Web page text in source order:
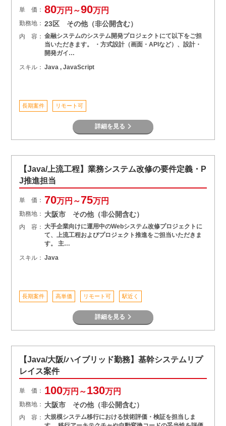
単 価： 80万円～90万円
勤務地： 23区 その他（非公開含む）
内 容： 金融システムのシステム開発プロジェクトにて以下をご担
当いただきます。 ・方式設計（画面・APIなど）、設計・
開発ガイ…
スキル： Java , JavaScript
長期案件 リモート可
詳細を見る
【Java/上流工程】業務システム改修の要件定義・P
J推進担当
単 価： 70万円～75万円
勤務地： 大阪市 その他（非公開含む）
内 容： 大手企業向けに運用中のWebシステム改修プロジェクトに
て、上流工程およびプロジェクト推進をご担当いただきま
す。 主…
スキル： Java
長期案件 高単価 リモート可 駅近く
詳細を見る
【Java/大阪/ハイブリッド勤務】基幹システムリプ
レイス案件
単 価： 100万円～130万円
勤務地： 大阪市 その他（非公開含む）
内 容： 大規模システム移行における技術評価・検証を担当しま